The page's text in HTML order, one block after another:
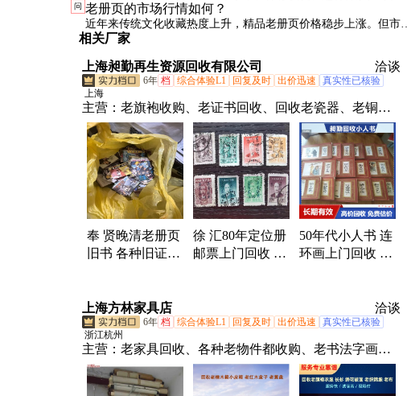
时请专业鉴定机构把关。
家作品、稀有题材、保存完好的册页价值最高。
问 老册页的市场行情如何？
近年来传统文化收藏热度上升，精品老册页价格稳步上涨。但市场
鱼龙混杂，需要谨慎选择。建议关注正规拍卖会行情，作为参考。
相关厂家
上海昶勤再生资源回收有限公司 洽谈
6年 档 综合体验L1 回复及时 出价迅速
真实性已核验
上海
主营： 老旗袍收购、老证书回收、回收老瓷器、老铜炉
回收、老钟老手表、老柚木家具、老像章回收、老紫檀
家具、老旗袍回收、老红木家具、老旗袍衣服、老旧书
字画、老玩具回收、老钟手表回收、老樟木箱回收、收
购红木家具、红木家具回收
奉 贤晚清老册页
旧书 各种旧证书
徐 汇80年定位册
邮票上门回收 现
50年代小人书 连
环画上门回收 老
上海方林家具店 洽谈
6年 档 综合体验L1 回复及时 出价迅速
真实性已核验
浙江杭州
主营： 老家具回收、各种老物件都收购、老书法字画、
老红木家具、老油木家具、老樟木箱皮箱、各种老瓷
器、老钟表、老线装书、老字帖、各种老玩具